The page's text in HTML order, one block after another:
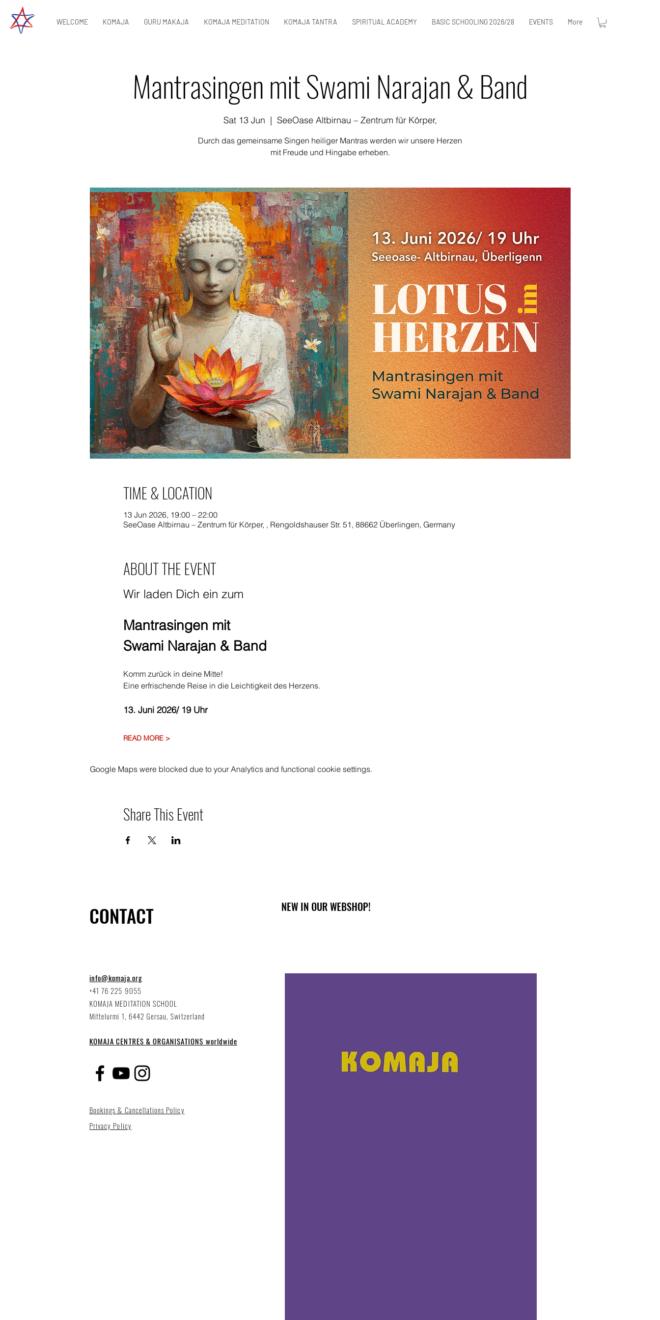
WELCOME KOMAJA GURU MAKAJA KOMAJA MEDITATION KOMAJA TANTRA SPIRITUAL ACADEMY BASIC SCHOOLING 2026/28 EVENTS More
Mantrasingen mit Swami Narajan & Band
Sat 13 Jun
  |
SeeOase Altbirnau – Zentrum für Körper,
Durch das gemeinsame Singen heiliger Mantras werden wir unsere Herzen
mit Freude und Hingabe erheben.
TIME & LOCATION
13 Jun 2026, 19:00 – 22:00
SeeOase Altbirnau – Zentrum für Körper, , Rengoldshauser Str. 51, 88662 Überlingen, Germany
ABOUT THE EVENT
Wir laden Dich ein zum
Mantrasingen mit
Swami Narajan & Band
Komm zurück in deine Mitte!
Eine erfrischende Reise in die Leichtigkeit des Herzens.
13. Juni 2026/ 19 Uhr
READ MORE >
Google Maps were blocked due to your Analytics and functional cookie settings.
Share This Event
CONTACT
info@komaja.org
+41 76 225 9055
KOMAJA MEDITATION SCHOOL
Mittelurmi 1, 6442 Gersau, Switzerland
KOMAJA CENTRES & ORGANISATIONS worldwide
Bookings & Cancellations Policy
Privacy Policy
NEW IN OUR WEBSHOP!